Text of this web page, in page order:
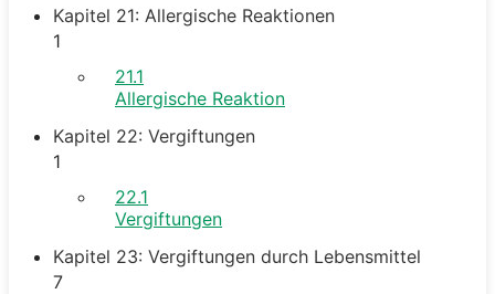
Kapitel 21: Allergische Reaktionen
1
21.1
Allergische Reaktion
Kapitel 22: Vergiftungen
1
22.1
Vergiftungen
Kapitel 23: Vergiftungen durch Lebensmittel
7